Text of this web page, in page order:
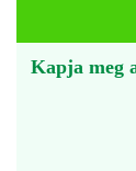
Kapja meg